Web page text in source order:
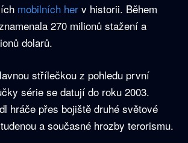
mobilních her v historii. Během
270 milionů stažení a
dolarů.
střílečkou z pohledu první
série se datují do roku 2003.
hráče přes bojiště druhé světové
a současné hrozby terorismu.